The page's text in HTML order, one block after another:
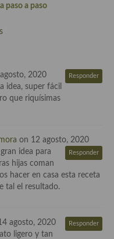
paso a paso
2020 Responder
idea, super fácil
que riquísimas
on 12 agosto, 2020
Responder
idea para
hijas coman
hacer en casa esta receta
tal el resultado.
agosto, 2020 Responder
ligero y tan